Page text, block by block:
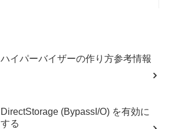
ハイパーバイザーの作り方参考情報
DirectStorage (BypassI/O) を有効に
する